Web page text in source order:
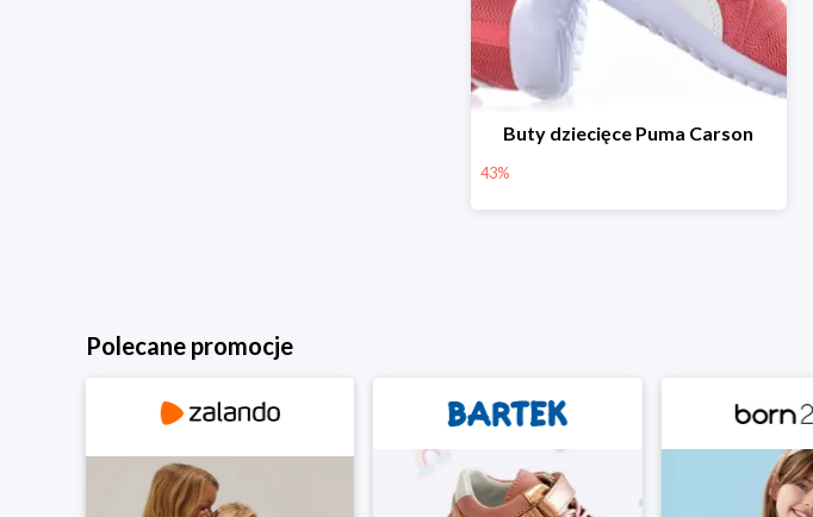
Buty dziecięce Puma Carson
43%
Polecane promocje